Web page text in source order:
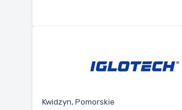
Kwidzyn, Pomorskie